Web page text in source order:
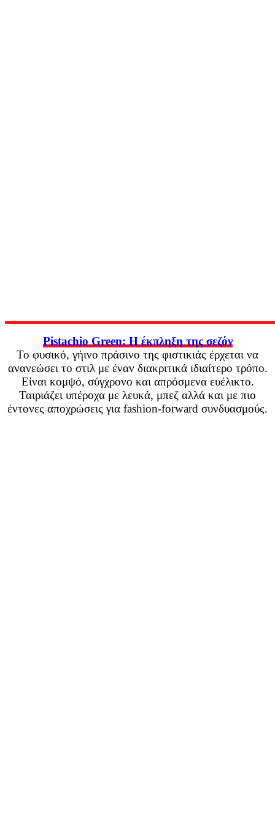
Pistachio Green: Η έκπληξη της σεζόν
Το φυσικό, γήινο πράσινο της φιστικιάς έρχεται να
ανανεώσει το στιλ με έναν διακριτικά ιδιαίτερο τρόπο.
Είναι κομψό, σύγχρονο και απρόσμενα ευέλικτο.
Ταιριάζει υπέροχα με λευκά, μπεζ αλλά και με πιο
έντονες αποχρώσεις για fashion-forward συνδυασμούς.